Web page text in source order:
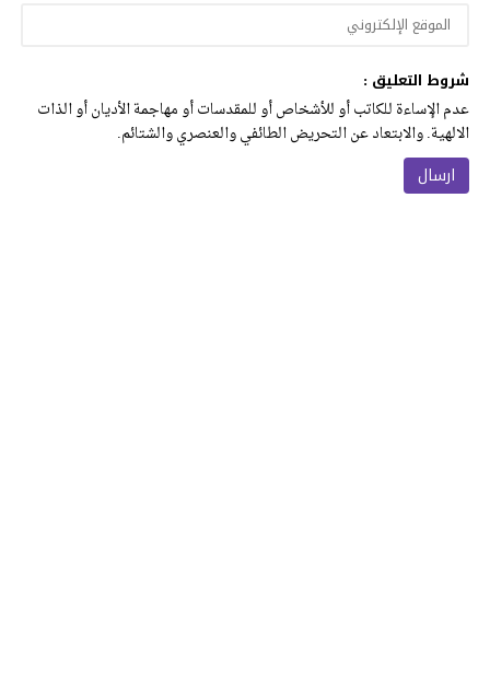
شروط التعليق :
عدم الإساءة للكاتب أو للأشخاص أو للمقدسات أو مهاجمة الأديان أو الذات
الالهية. والابتعاد عن التحريض الطائفي والعنصري والشتائم.